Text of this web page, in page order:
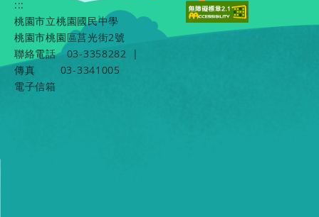
:::
桃園市立桃園國民中學
桃園市桃園區莒光街2號
聯絡電話
03-3358282
|
傳真
03-3341005
電子信箱